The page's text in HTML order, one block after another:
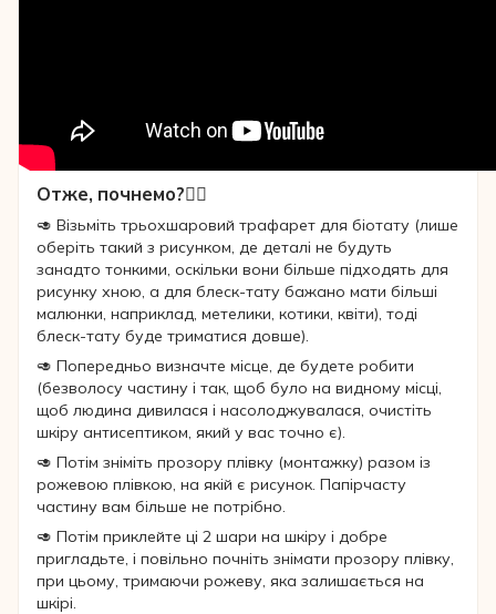
Отже, почнемо?👇🏻
🥑 Візьміть трьохшаровий трафарет для біотату (лише
оберіть такий з рисунком, де деталі не будуть
занадто тонкими, оскільки вони більше підходять для
рисунку хною, а для блеск-тату бажано мати більші
малюнки, наприклад, метелики, котики, квіти), тоді
блеск-тату буде триматися довше).
🥑 Попередньо визначте місце, де будете робити
(безволосу частину і так, щоб було на видному місці,
щоб людина дивилася і насолоджувалася, очистіть
шкіру антисептиком, який у вас точно є).
🥑 Потім зніміть прозору плівку (монтажку) разом із
рожевою плівкою, на якій є рисунок. Папірчасту
частину вам більше не потрібно.
🥑 Потім приклейте ці 2 шари на шкіру і добре
пригладьте, і повільно почніть знімати прозору плівку,
при цьому, тримаючи рожеву, яка залишається на
шкірі.